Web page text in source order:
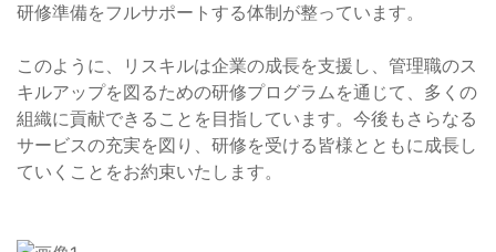
研修準備をフルサポートする体制が整っています。
このように、リスキルは企業の成長を支援し、管理職のス
キルアップを図るための研修プログラムを通じて、多くの
組織に貢献できることを目指しています。今後もさらなる
サービスの充実を図り、研修を受ける皆様とともに成長し
ていくことをお約束いたします。